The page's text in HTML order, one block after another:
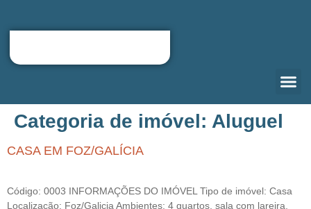
Categoria de imóvel: Aluguel
CASA EM FOZ/GALÍCIA
Código: 0003 INFORMAÇÕES DO IMÓVEL Tipo de imóvel: Casa
Localização: Foz/Galicia Ambientes: 4 quartos, sala com lareira,